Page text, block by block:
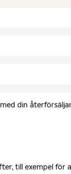
din
till exempel